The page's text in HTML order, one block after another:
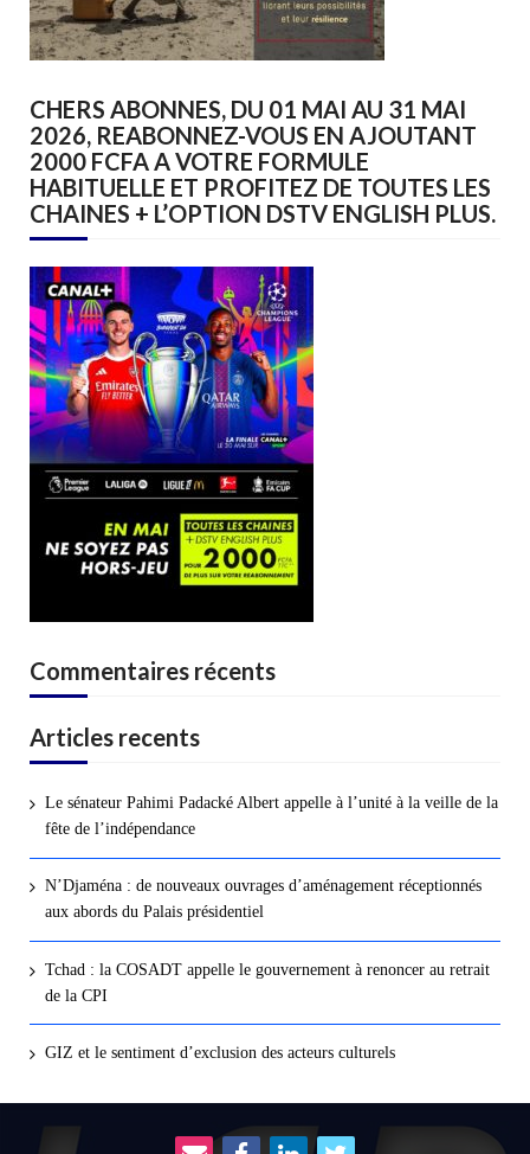
CHERS ABONNES, DU 01 MAI AU 31 MAI
2026, REABONNEZ-VOUS EN AJOUTANT
2000 FCFA A VOTRE FORMULE
HABITUELLE ET PROFITEZ DE TOUTES LES
CHAINES + L’OPTION DSTV ENGLISH PLUS.
Commentaires récents
Articles recents
Le sénateur Pahimi Padacké Albert appelle à l’unité à la veille de la
fête de l’indépendance
N’Djaména : de nouveaux ouvrages d’aménagement réceptionnés
aux abords du Palais présidentiel
Tchad : la COSADT appelle le gouvernement à renoncer au retrait
de la CPI
GIZ et le sentiment d’exclusion des acteurs culturels